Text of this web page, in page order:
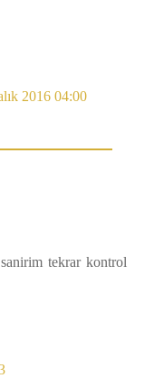
2016 04:00
tekrar kontrol